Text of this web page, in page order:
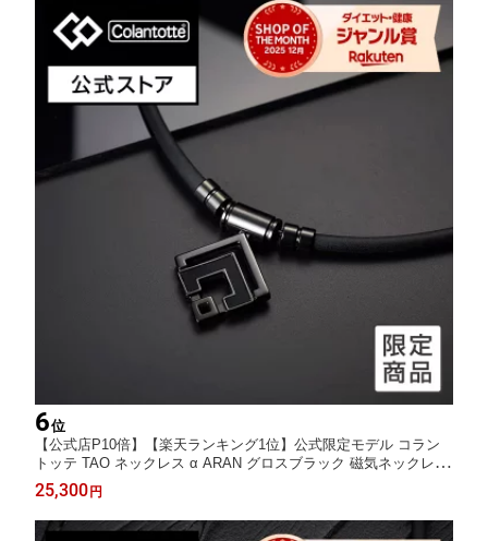
6位
【公式店P10倍】【楽天ランキング1位】公式限定モデル コラン
トッテ TAO ネックレス α ARAN グロスブラック 磁気ネックレス
肩こり 健康ネックレス コラントッテネックレス 男性 メンズ
25,300 円